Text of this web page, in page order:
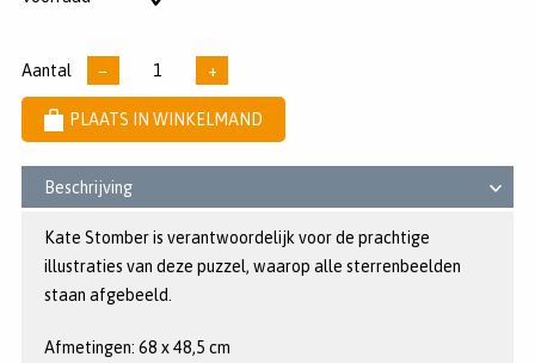
Aantal − +
PLAATS IN WINKELMAND
Beschrijving
Kate Stomber is verantwoordelijk voor de prachtige
illustraties van deze puzzel, waarop alle sterrenbeelden
staan afgebeeld.
Afmetingen: 68 x 48,5 cm